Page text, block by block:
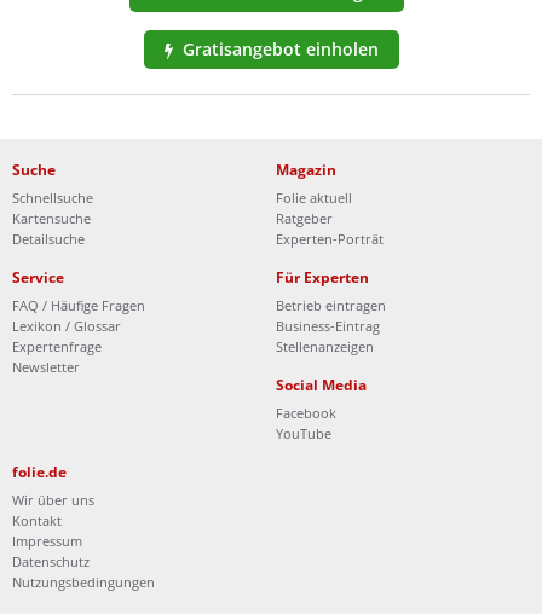
Gratisangebot einholen
Suche
Schnellsuche
Kartensuche
Detailsuche
Magazin
Folie aktuell
Ratgeber
Experten-Porträt
Service
FAQ / Häufige Fragen
Lexikon / Glossar
Expertenfrage
Newsletter
Für Experten
Betrieb eintragen
Business-Eintrag
Stellenanzeigen
Social Media
Facebook
YouTube
folie.de
Wir über uns
Kontakt
Impressum
Datenschutz
Nutzungsbedingungen